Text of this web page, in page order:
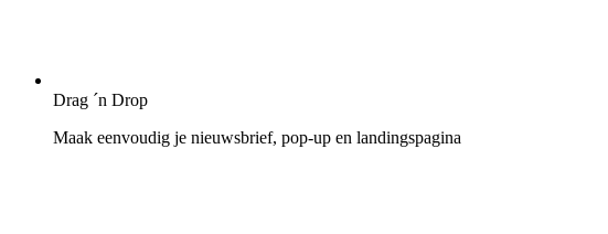
Drag ´n Drop
Maak eenvoudig je nieuwsbrief, pop-up en landingspagina